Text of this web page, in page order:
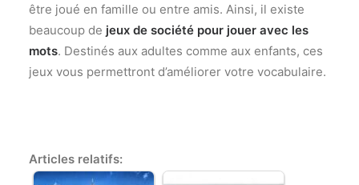
être joué en famille ou entre amis. Ainsi, il existe
beaucoup de jeux de société pour jouer avec les
mots. Destinés aux adultes comme aux enfants, ces
jeux vous permettront d’améliorer votre vocabulaire.
Articles relatifs: